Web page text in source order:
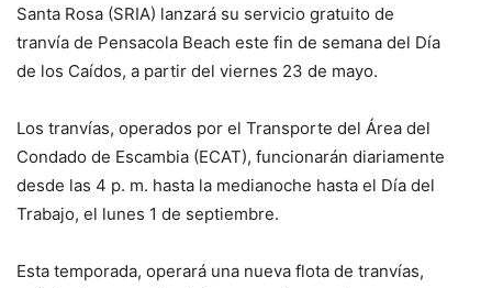
Santa Rosa (SRIA) lanzará su servicio gratuito de
tranvía de Pensacola Beach este fin de semana del Día
de los Caídos, a partir del viernes 23 de mayo.
Los tranvías, operados por el Transporte del Área del
Condado de Escambia (ECAT), funcionarán diariamente
desde las 4 p. m. hasta la medianoche hasta el Día del
Trabajo, el lunes 1 de septiembre.
Esta temporada, operará una nueva flota de tranvías,